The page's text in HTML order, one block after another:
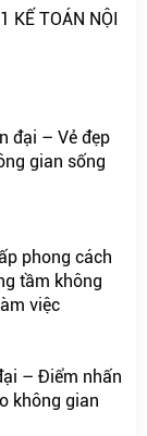
KẾ TOÁN NỘI
đại – Vẻ đẹp
gian sống
phong cách
tầm không
việc
– Điểm nhấn
không gian